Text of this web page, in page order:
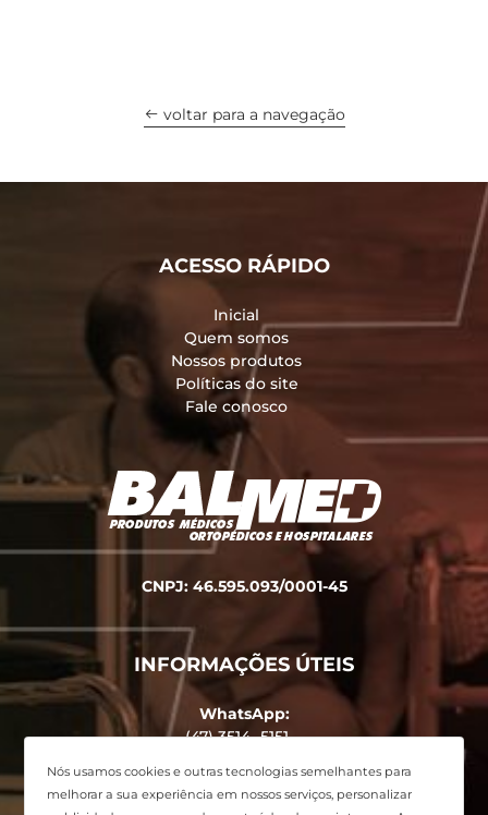
Nós usamos cookies e outras tecnologias semelhantes para
melhorar a sua experiência em nossos serviços, personalizar
voltar para a navegação
ACESSO RÁPIDO
Inicial
Quem somos
Nossos produtos
Políticas do site
Fale conosco
CNPJ: 46.595.093/0001-45
INFORMAÇÕES ÚTEIS
WhatsApp:
(47) 3514 -5151
Avenida Alvin Bauer, 455 - Centro,
Balneário Camboriú - SC